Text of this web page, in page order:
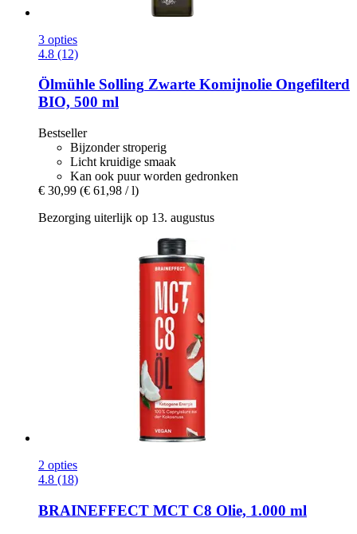
3 opties
4.8 (12)
Ölmühle Solling Zwarte Komijnolie Ongefilterd
BIO, 500 ml
Bestseller
Bijzonder stroperig
Licht kruidige smaak
Kan ook puur worden gedronken
€ 30,99 (€ 61,98 / l)
Bezorging uiterlijk op 13. augustus
2 opties
4.8 (18)
BRAINEFFECT MCT C8 Olie, 1.000 ml